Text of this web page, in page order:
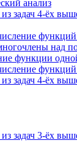
анализ
задач 4-ёх
над
функции
задач 4-ёх
задач 3-ёх